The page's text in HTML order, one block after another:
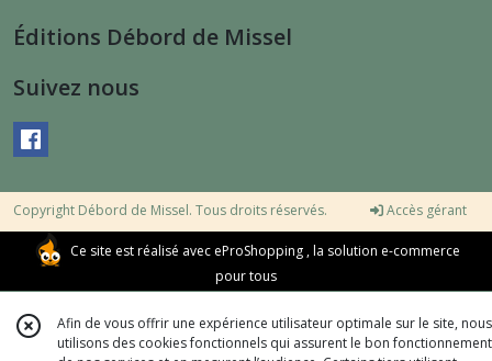
Éditions Débord de Missel
Suivez nous
Copyright Débord de Missel. Tous droits réservés. Accès gérant
Ce site est réalisé avec eProShopping, la solution e-commerce
pour tous
Afin de vous offrir une expérience utilisateur optimale sur le site, nous
utilisons des cookies fonctionnels qui assurent le bon fonctionnement